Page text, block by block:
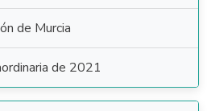
de Murcia
de 2021